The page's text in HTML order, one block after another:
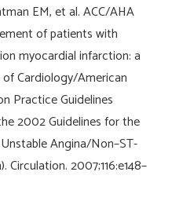
EM, et al. ACC/AHA
of patients with
myocardial infarction: a
Cardiology/American
Practice Guidelines
2002 Guidelines for the
Angina/Non–ST-
2007;116:e148–